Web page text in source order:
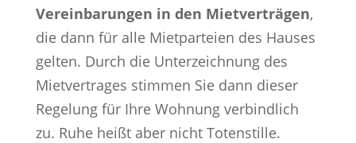
Vereinbarungen in den Mietverträgen,
die dann für alle Mietparteien des Hauses
gelten. Durch die Unterzeichnung des
Mietvertrages stimmen Sie dann dieser
Regelung für Ihre Wohnung verbindlich
zu. Ruhe heißt aber nicht Totenstille.